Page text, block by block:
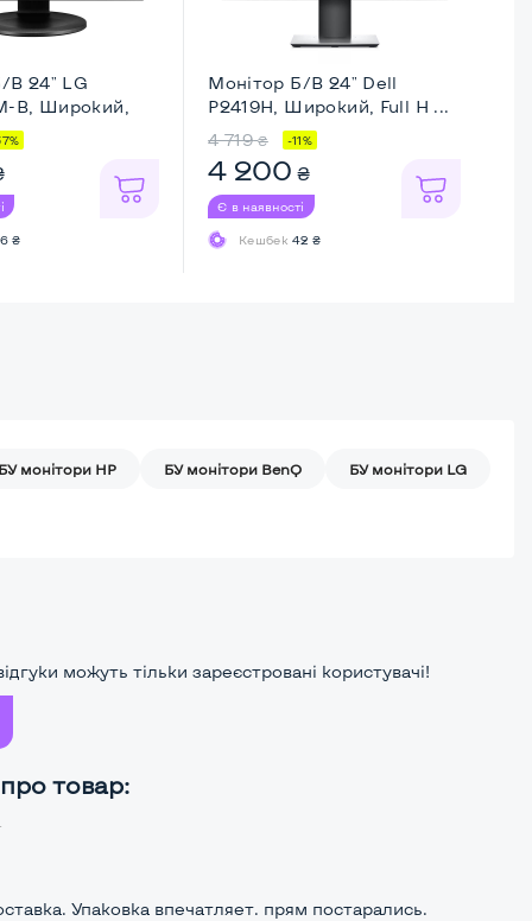
В 24" LG
B, Широкий,
₴
Монітор Б/В 24" Dell
P2419H, Широкий, Full H ...
4 719 ₴ -11%
4 200 ₴
Є в наявності
Кешбек42 ₴
БУ монітори HP БУ монітори BenQ БУ монітори LG
можуть тільки зареєстровані користувачі!
про товар:
Упаковка впечатляет. прям постарались.